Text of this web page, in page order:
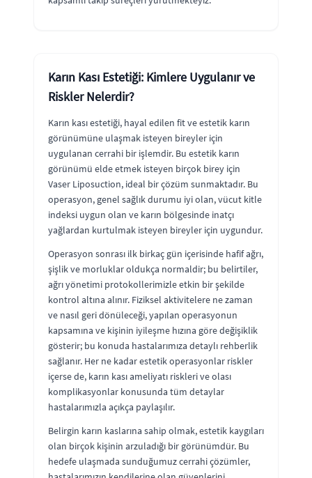
Karın Kası Estetiği: Kimlere Uygulanır ve
Riskler Nelerdir?
Karın kası estetiği, hayal edilen fit ve estetik karın
görünümüne ulaşmak isteyen bireyler için
uygulanan cerrahi bir işlemdir. Bu estetik karın
görünümü elde etmek isteyen birçok birey için
Vaser Liposuction, ideal bir çözüm sunmaktadır. Bu
operasyon, genel sağlık durumu iyi olan, vücut kitle
indeksi uygun olan ve karın bölgesinde inatçı
yağlardan kurtulmak isteyen bireyler için uygundur.
Operasyon sonrası ilk birkaç gün içerisinde hafif ağrı,
şişlik ve morluklar oldukça normaldir; bu belirtiler,
ağrı yönetimi protokollerimizle etkin bir şekilde
kontrol altına alınır. Fiziksel aktivitelere ne zaman
ve nasıl geri dönüleceği, yapılan operasyonun
kapsamına ve kişinin iyileşme hızına göre değişiklik
gösterir; bu konuda hastalarımıza detaylı rehberlik
sağlanır. Her ne kadar estetik operasyonlar riskler
içerse de, karın kası ameliyatı riskleri ve olası
komplikasyonlar konusunda tüm detaylar
hastalarımızla açıkça paylaşılır.
Belirgin karın kaslarına sahip olmak, estetik kaygıları
olan birçok kişinin arzuladığı bir görünümdür. Bu
hedefe ulaşmada sunduğumuz cerrahi çözümler,